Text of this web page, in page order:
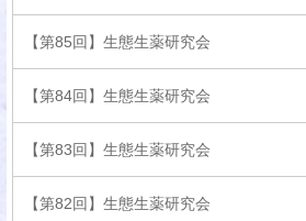
【第85回】生態生薬研究会
【第84回】生態生薬研究会
【第83回】生態生薬研究会
【第82回】生態生薬研究会